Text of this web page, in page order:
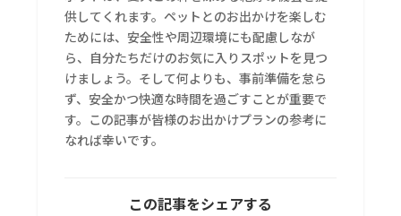
供してくれます。ペットとのお出かけを楽しむ
ためには、安全性や周辺環境にも配慮しなが
ら、自分たちだけのお気に入りスポットを見つ
けましょう。そして何よりも、事前準備を怠ら
ず、安全かつ快適な時間を過ごすことが重要で
す。この記事が皆様のお出かけプランの参考に
なれば幸いです。
この記事をシェアする